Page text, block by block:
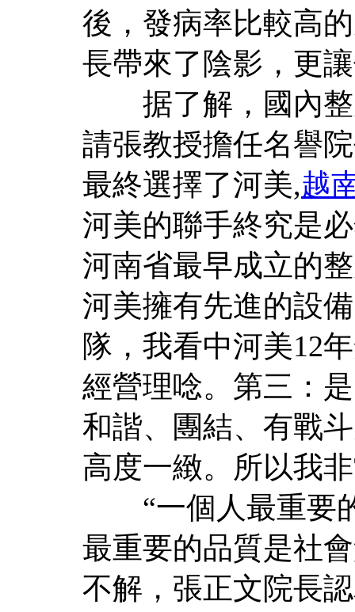
後，發病率比較高
長帶來了陰影，更
据了解，國內整
請張教授擔任名譽
最終選擇了河美,越
河美的聯手終究是
河南省最早成立的
河美擁有先進的設
隊，我看中河美12
經營理唸。第三：
和諧、團結、有戰
高度一緻。所以我
“一個人最重要的
最重要的品質是社
不解，張正文院長